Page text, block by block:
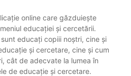
online care găzduiește
educației și cercetării.
educați copiii noștri, cine și
și cercetare, cine și cum
cât de adecvate la lumea în
de educație și cercetare.